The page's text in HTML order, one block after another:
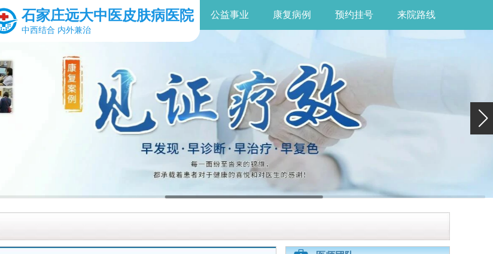
石家庄远大中医皮肤病医院
中西结合 内外兼治
公益事业 康复病例 预约挂号 来院路线